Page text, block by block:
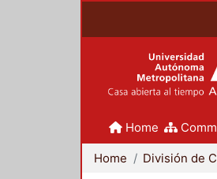
Home
Home